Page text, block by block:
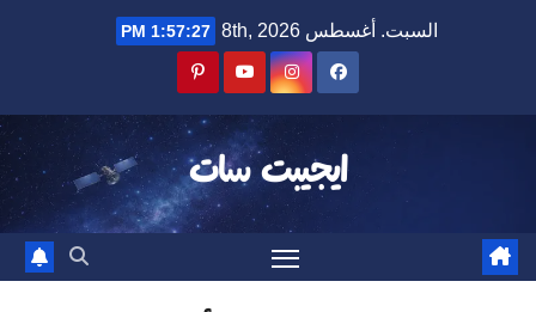
السبت. أغسطس 8th, 2026 1:57:27 PM
ايجيبت سات